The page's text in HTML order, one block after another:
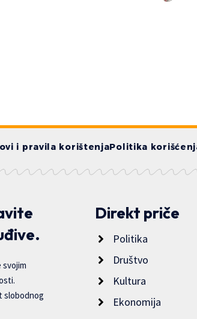
i pravila korištenjaPolitika
svojim
slobodnog
Direkt priče
Politika
Društvo
Kultura
Ekonomija